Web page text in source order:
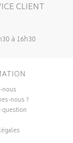
CLIENT
à 16h30
nous
nous ?
question